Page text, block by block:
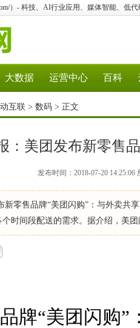
）- 科技、AI行业应用、媒体智能、低
大数据 运营中心 百科
互联 > 数码 > 正文
：美团发布新零售
发布时间：2018-07-20
新零售品牌“美团闪购”：与外卖
时间段配送的需求。据介绍，美
牌“美团闪购”